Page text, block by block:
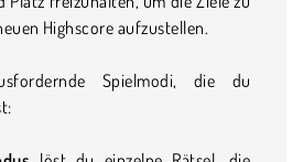
Highscore aufzustellen.
Spielmodi, die du